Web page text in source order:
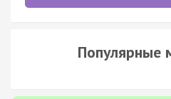
Популярные